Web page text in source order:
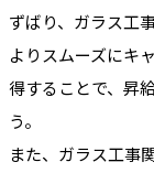
ずばり、ガラス工
よりスムーズにキ
得することで、昇
う。
また、ガラス工事